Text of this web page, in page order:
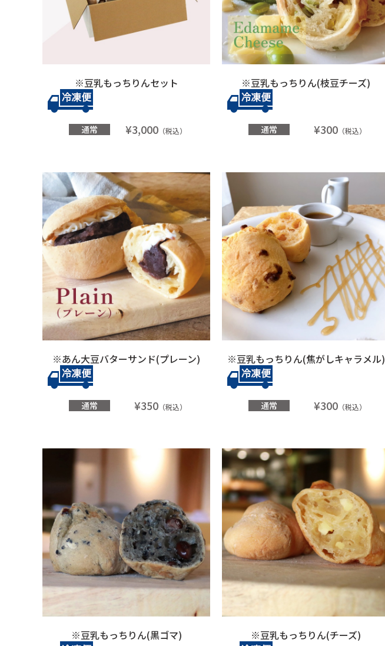
※豆乳もっちりんセット
通常 ¥3,000 （税込）
※豆乳もっちりん(枝豆チーズ)
通常 ¥300 （税込）
※あん大豆バターサンド(プレーン)
通常 ¥350 （税込）
※豆乳もっちりん(焦がしキャラメル)
通常 ¥300 （税込）
※豆乳もっちりん(黒ゴマ) ※豆乳もっちりん(チーズ)